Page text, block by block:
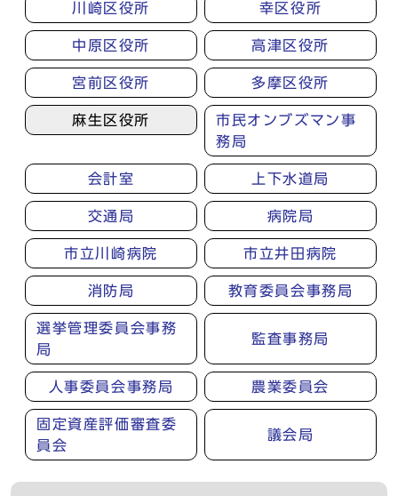
川崎区役所 幸区役所
中原区役所 高津区役所
宮前区役所 多摩区役所
麻生区役所
市民オンブズマン事
務局
会計室 上下水道局
交通局 病院局
市立川崎病院 市立井田病院
消防局 教育委員会事務局
選挙管理委員会事務
局
監査事務局
人事委員会事務局 農業委員会
固定資産評価審査委
員会
議会局